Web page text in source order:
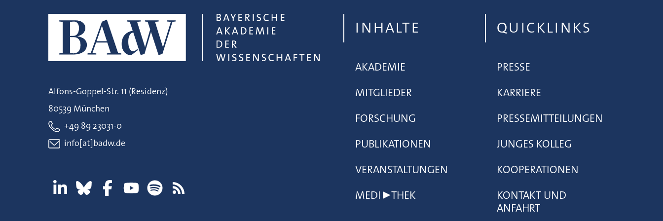
Alfons-Goppel-Str. 11 (Residenz)
80539 München
+49 89 23031-0
info[at]badw.de
INHALTE
AKADEMIE
MITGLIEDER
FORSCHUNG
PUBLIKATIONEN
VERANSTALTUNGEN
MEDI▶THEK
QUICKLINKS
PRESSE
KARRIERE
PRESSEMITTEILUNGEN
JUNGES KOLLEG
KOOPERATIONEN
KONTAKT UND
ANFAHRT